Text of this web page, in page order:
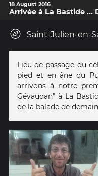
18 August 2016
Arrivée à La Bastide ...
Saint-Julien-en-
Lieu de passage du
pied et en âne du
arrivons à notre
Gévaudan" à La
de la balade de